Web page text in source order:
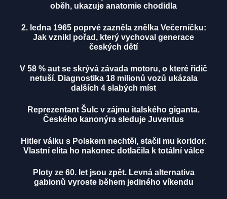
oběh, ukazuje anatomie chodidla
2. ledna 1965 poprvé zazněla znělka Večerníčku:
Jak vznikl pořad, který vychoval generace
českých dětí
V 58 % aut se skrývá závada motoru, o které řidič
netuší. Diagnostika 18 milionů vozů ukázala
dalších 4 slabých míst
Reprezentant Šulc v zájmu italského giganta.
Českého kanonýra sleduje Juventus
Hitler válku s Polskem nechtěl, stačil mu koridor.
Vlastní elita ho nakonec dotlačila k totální válce
Ploty ze 60. let jsou zpět. Levná alternativa
gabionů vyroste během jediného víkendu